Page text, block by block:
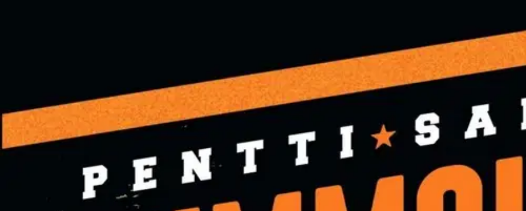
Avaa kuva suurempana
Karusellin nuolipainikkeet
Into Kustannus
Sainio, Kummolan kääntöpiiri - Urheiluviihteen kulissien